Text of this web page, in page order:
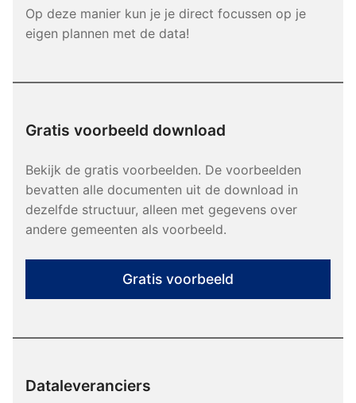
Op deze manier kun je je direct focussen op je
eigen plannen met de data!
Gratis voorbeeld download
Bekijk de gratis voorbeelden. De voorbeelden
bevatten alle documenten uit de download in
dezelfde structuur, alleen met gegevens over
andere gemeenten als voorbeeld.
Gratis voorbeeld
Dataleveranciers